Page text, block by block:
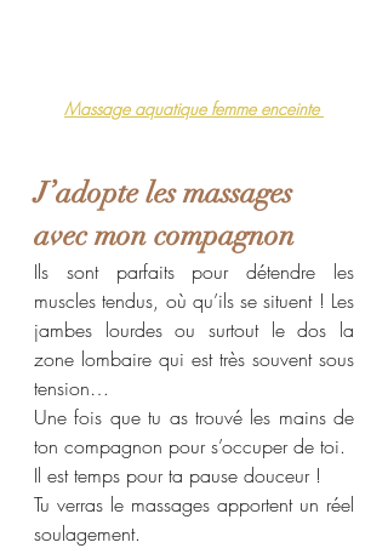
Massage aquatique femme enceinte
J’adopte les massages
avec mon compagnon
Ils sont parfaits pour détendre les
muscles tendus, où qu’ils se situent ! Les
jambes lourdes ou surtout le dos la
zone lombaire qui est très souvent sous
tension…
Une fois que tu as trouvé les mains de
ton compagnon pour s’occuper de toi.
Il est temps pour ta pause douceur !
Tu verras le massages apportent un réel
soulagement.